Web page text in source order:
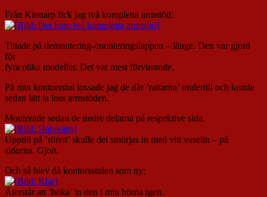
Från Kinnarp fick jag två kompletta armstöd:
Tittade på demontering-/monteringslappen – länge. Den var gjord
för
fyra olika modeller. Det var mest förvirrande.
På min kontorsstol lossade jag de där ’rattarna’ undertill och kunde
sedan lätt ta loss armstöden.
Monterade sedan de nedre delarna på respektive sida.
Upptill på ’rören’ skulle det smörjas in med vitt vaselin – på
sidorna. Gjort.
Och så blev då kontorsstolen som ny:
Återstår att ’böka’ in den i min hörna igen.